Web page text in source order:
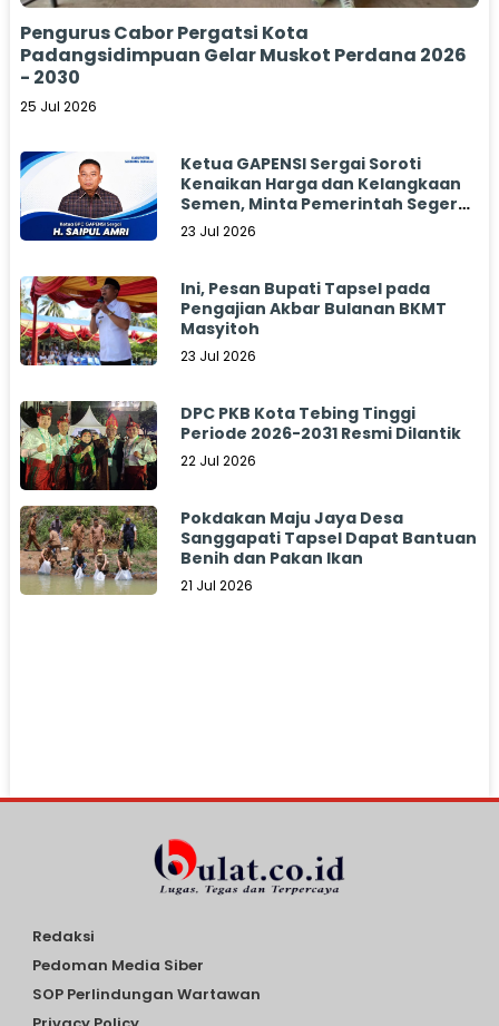
Pengurus Cabor Pergatsi Kota
Padangsidimpuan Gelar Muskot Perdana 2026
- 2030
25 Jul 2026
Ketua GAPENSI Sergai Soroti
Kenaikan Harga dan Kelangkaan
Semen, Minta Pemerintah Segera
Bertindak
23 Jul 2026
Ini, Pesan Bupati Tapsel pada
Pengajian Akbar Bulanan BKMT
Masyitoh
23 Jul 2026
DPC PKB Kota Tebing Tinggi
Periode 2026-2031 Resmi Dilantik
22 Jul 2026
Pokdakan Maju Jaya Desa
Sanggapati Tapsel Dapat Bantuan
Benih dan Pakan Ikan
21 Jul 2026
Redaksi
Pedoman Media Siber
SOP Perlindungan Wartawan